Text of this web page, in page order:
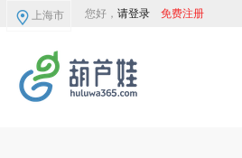
上海市 您好， 请登录 免费注册